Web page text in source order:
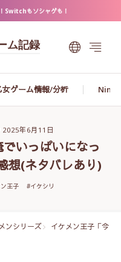
Switchもソシャゲも！
ム記録
女ゲーム情報/分析
2025年6月11日
いっぱいになっ
想(ネタバレあり)
王子 #イケシリ
ンシリーズ イケメン王子「今日